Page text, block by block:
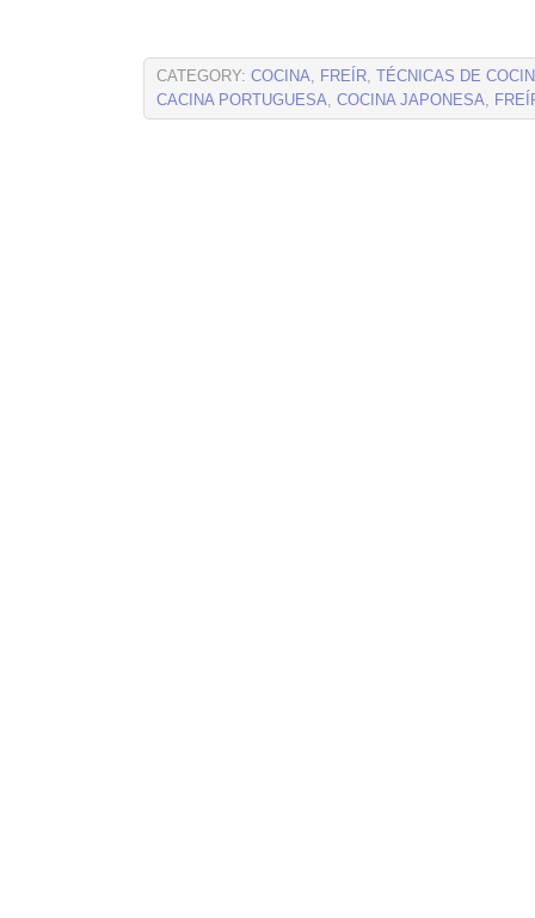
CATEGORY: COCINA, FREÍR,
TÉCNICAS DE
CACINA PORTUGUESA, COCINA JAPONESA,